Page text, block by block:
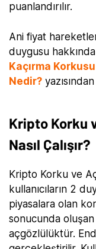
puanlandırılır.
Ani fiyat
duygusu
Kaçırma
Nedir?
Kripto Korku
Nasıl Çalışır?
Kripto Korku ve
kullanıcıların 2
piyasalara olan
sonucunda
açgözlülüktür.